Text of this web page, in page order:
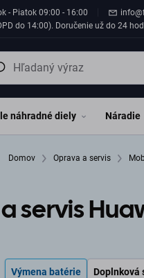
- Piatok 09:00 - 16:00
do 14:00). Doručenie už do 24
náhradné diely Náradie
Domov Oprava a servis
servis
Výmena batérie Doplnková